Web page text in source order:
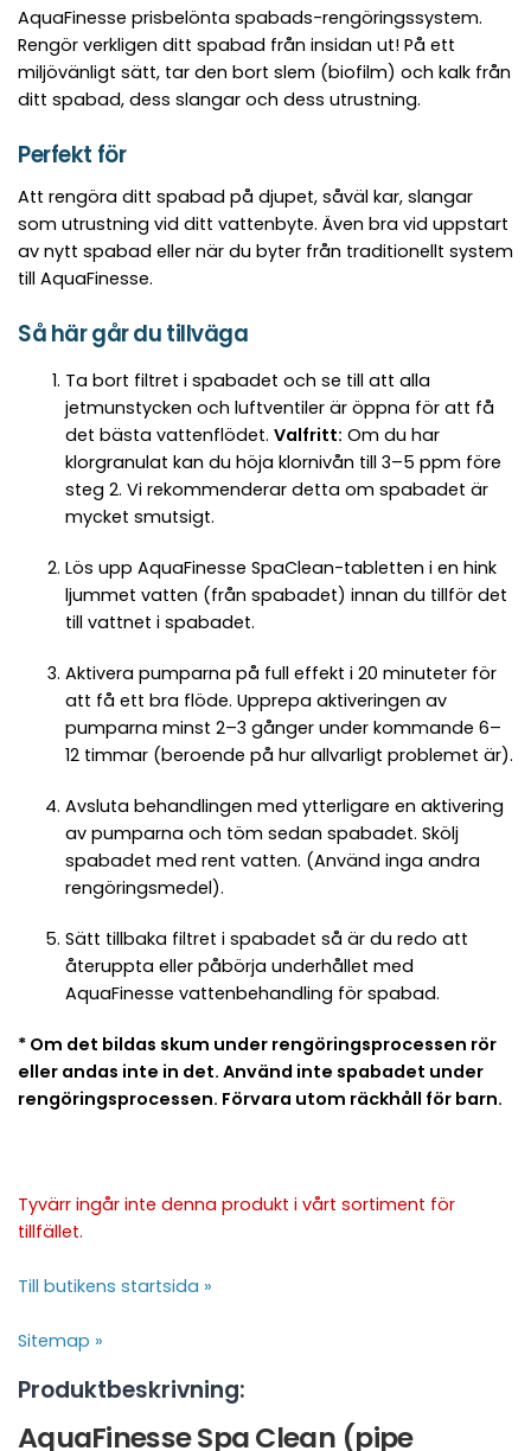
AquaFinesse prisbelönta spabads-rengöringssystem.
Rengör verkligen ditt spabad från insidan ut! På ett
miljövänligt sätt, tar den bort slem (biofilm) och kalk från
ditt spabad, dess slangar och dess utrustning.
Perfekt för
Att rengöra ditt spabad på djupet, såväl kar, slangar
som utrustning vid ditt vattenbyte. Även bra vid uppstart
av nytt spabad eller när du byter från traditionellt system
till AquaFinesse.
Så här går du tillväga
Ta bort filtret i spabadet och se till att alla
jetmunstycken och luftventiler är öppna för att få
det bästa vattenflödet. Valfritt: Om du har
klorgranulat kan du höja klornivån till 3–5 ppm före
steg 2. Vi rekommenderar detta om spabadet är
mycket smutsigt.
Lös upp AquaFinesse SpaClean-tabletten i en hink
ljummet vatten (från spabadet) innan du tillför det
till vattnet i spabadet.
Aktivera pumparna på full effekt i 20 minuteter för
att få ett bra flöde. Upprepa aktiveringen av
pumparna minst 2–3 gånger under kommande 6–
12 timmar (beroende på hur allvarligt problemet är).
Avsluta behandlingen med ytterligare en aktivering
av pumparna och töm sedan spabadet. Skölj
spabadet med rent vatten. (Använd inga andra
rengöringsmedel).
Sätt tillbaka filtret i spabadet så är du redo att
återuppta eller påbörja underhållet med
AquaFinesse vattenbehandling för spabad.
* Om det bildas skum under rengöringsprocessen rör
eller andas inte in det. Använd inte spabadet under
rengöringsprocessen. Förvara utom räckhåll för barn.
Tyvärr ingår inte denna produkt i vårt sortiment för
tillfället.
Till butikens startsida »
Sitemap »
Produktbeskrivning:
AquaFinesse Spa Clean (pipe